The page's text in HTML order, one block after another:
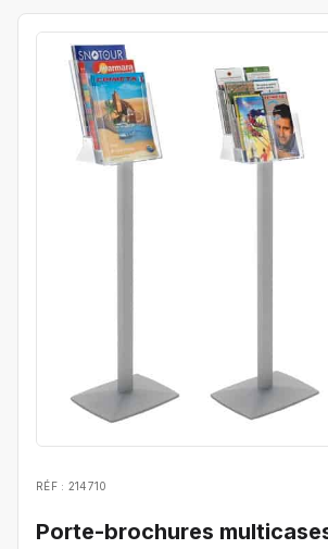
RÉF : 214710
Porte-brochures